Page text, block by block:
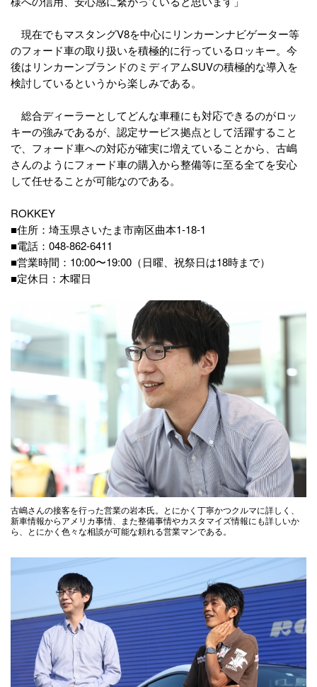
現在でもマスタングV8を中心にリンカーンナビゲーター等
のフォード車の取り扱いを積極的に行っているロッキー。今
後はリンカーンブランドのミディアムSUVの積極的な導入を
検討しているというから楽しみである。
総合ディーラーとしてどんな車種にも対応できるのがロッ
キーの強みであるが、認定サービス拠点として活躍すること
で、フォード車への対応が確実に増えていることから、古嶋
さんのようにフォード車の購入から整備等に至る全てを安心
して任せることが可能なのである。
ROKKEY
■住所：埼玉県さいたま市南区曲本1-18-1
■電話：048-862-6411
■営業時間：10:00〜19:00（日曜、祝祭日は18時まで）
■定休日：木曜日
古嶋さんの接客を行った営業の岩本氏。とにかく丁寧かつクルマに詳しく、
新車情報からアメリカ事情、また整備事情やカスタマイズ情報にも詳しいか
ら、とにかく色々な相談が可能な頼れる営業マンである。